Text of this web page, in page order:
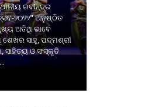
ରବୀନ୍ଦ୍ର
୨୦୨୨" ଅନୁଷ୍ଠିତ
ଅତିଥି ଭାବେ
ଶେଖର ସାହୁ, ପଦ୍ମଶ୍ରୀ
ସାହିତ୍ୟ ଓ ସଂସ୍କୃତି